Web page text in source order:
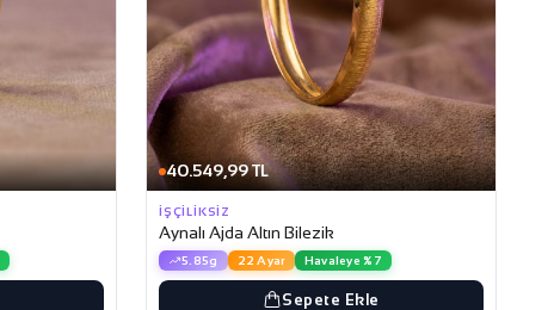
40.549,99 TL
İŞÇILIKSIZ
Aynalı Ajda Altın Bilezik
5.85g 22 Ayar Havaleye %7
Sepete Ekle